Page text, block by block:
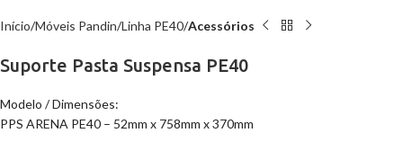
Início Móveis Pandin Linha PE40 Acessórios
Suporte Pasta Suspensa PE40
Modelo / Dimensões:
PPS ARENA PE40 – 52mm x 758mm x 370mm